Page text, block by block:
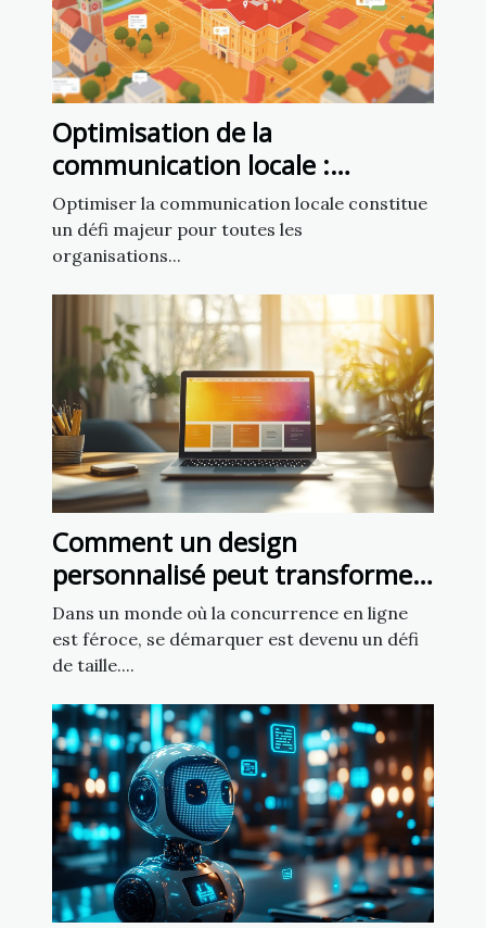
Optimisation de la
communication locale :
exploiter un fichier d’emails de
mairies
Optimiser la communication locale constitue
un défi majeur pour toutes les
organisations...
Comment un design
personnalisé peut transformer
votre présence en ligne ?
Dans un monde où la concurrence en ligne
est féroce, se démarquer est devenu un défi
de taille....